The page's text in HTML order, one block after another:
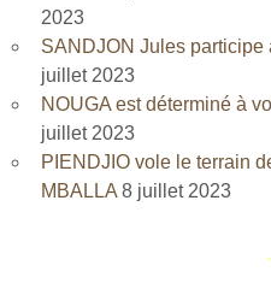
2023
SANDJON Jules participe
juillet 2023
NOUGA est déterminé à
juillet 2023
PIENDJIO vole le terrain
MBALLA 8 juillet 2023